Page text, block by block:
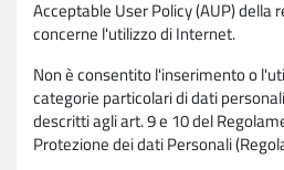
Acceptable User Policy (AUP) della
concerne l'utilizzo di Internet.
Non è consentito l'inserimento o
categorie particolari di dati
descritti agli art. 9 e 10 del
Protezione dei dati Personali